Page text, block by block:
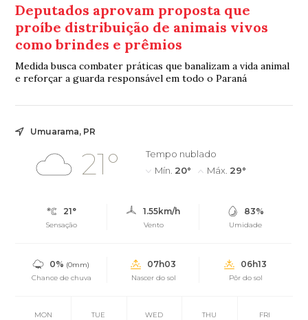
Deputados aprovam proposta que
proíbe distribuição de animais vivos
como brindes e prêmios
Medida busca combater práticas que banalizam a vida animal
e reforçar a guarda responsável em todo o Paraná
Umuarama, PR
21°
Tempo nublado
Mín. 20° Máx. 29°
21°
Sensação
1.55km/h
Vento
83%
Umidade
0% (0mm)
Chance de chuva
07h03
Nascer do sol
06h13
Pôr do sol
MON TUE WED THU FRI